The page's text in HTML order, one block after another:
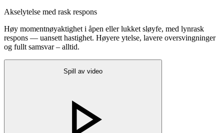
Akselytelse med rask respons
Høy momentnøyaktighet i åpen eller lukket sløyfe, med lynrask
respons — uansett hastighet. Høyere ytelse, lavere oversvingninger
og fullt samsvar – alltid.
Spill av video